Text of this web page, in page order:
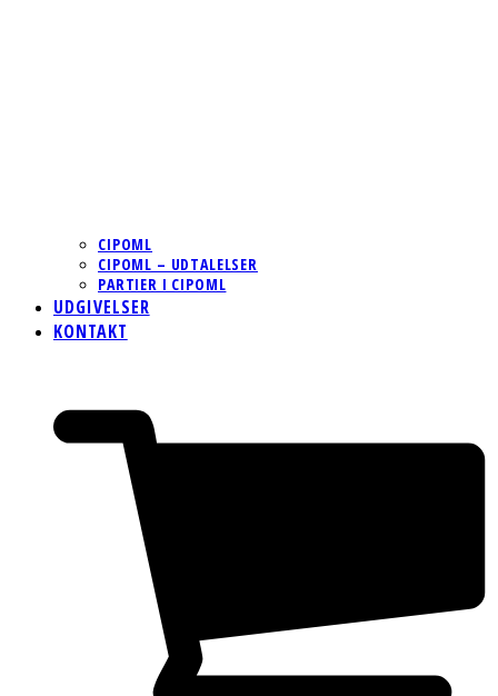
CIPOML
CIPOML – UDTALELSER
PARTIER I CIPOML
UDGIVELSER
KONTAKT